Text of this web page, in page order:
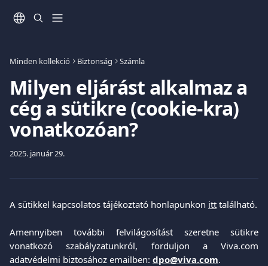
Minden kollekció Biztonság Számla
Milyen eljárást alkalmaz a
cég a sütikre (cookie-kra)
vonatkozóan?
2025. január 29.
A sütikkel kapcsolatos tájékoztató honlapunkon itt található.
Amennyiben további felvilágosítást szeretne sütikre
vonatkozó szabályzatunkról, forduljon a Viva.com
adatvédelmi biztosához emailben: dpo@viva.com.